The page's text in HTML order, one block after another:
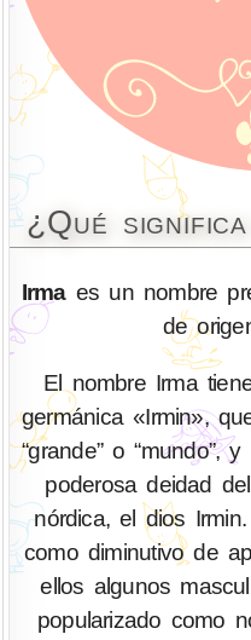
¿Qué
Irmaes un nombre
de
El nombre Irma
germánica «Irmin»,
“grande” o “mundo”,
poderosa deidad
nórdica, el dios
como diminutivo de
ellos algunos
popularizado como